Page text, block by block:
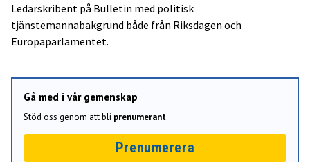
Ledarskribent på Bulletin med politisk
tjänstemannabakgrund både från Riksdagen och
Europaparlamentet.
Gå med i vår gemenskap
Stöd oss genom att bli prenumerant.
Prenumerera